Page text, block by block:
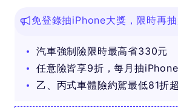
免登錄抽iPhone大獎，限時再
汽車強制險限時最高省330元
任意險皆享9折，每月抽iPhone
乙、丙式車體險約駕最低81折